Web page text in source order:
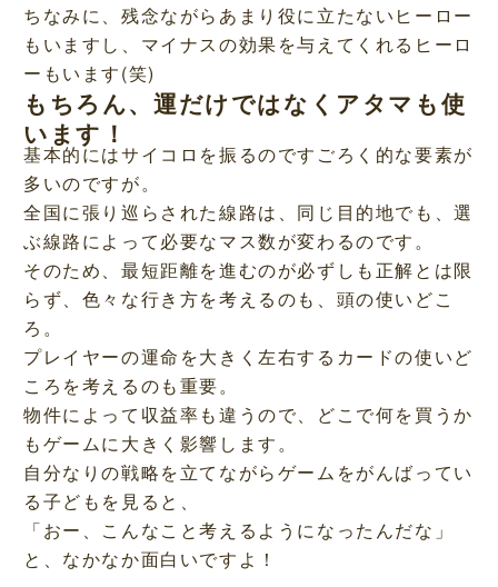
ちなみに、残念ながらあまり役に立たないヒーロー
もいますし、マイナスの効果を与えてくれるヒーロ
ーもいます(笑)
もちろん、運だけではなくアタマも使
います！
基本的にはサイコロを振るのですごろく的な要素が
多いのですが。
全国に張り巡らされた線路は、同じ目的地でも、選
ぶ線路によって必要なマス数が変わるのです。
そのため、最短距離を進むのが必ずしも正解とは限
らず、色々な行き方を考えるのも、頭の使いどこ
ろ。
プレイヤーの運命を大きく左右するカードの使いど
ころを考えるのも重要。
物件によって収益率も違うので、どこで何を買うか
もゲームに大きく影響します。
自分なりの戦略を立てながらゲームをがんばってい
る子どもを見ると、
「おー、こんなこと考えるようになったんだな」
と、なかなか面白いですよ！